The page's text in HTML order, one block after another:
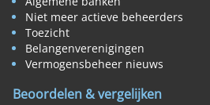
Niet meer actieve beheerders
Toezicht
Belangenverenigingen
Vermogensbeheer nieuws
Beoordelen & vergelijken